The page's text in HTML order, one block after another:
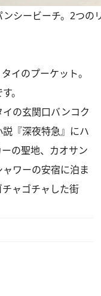
シービーチ。2つの
イのプーケット。
。
の玄関口バンコク
『深夜特急』にハ
の聖地、カオサン
ワーの安宿に泊ま
ャゴチャした街